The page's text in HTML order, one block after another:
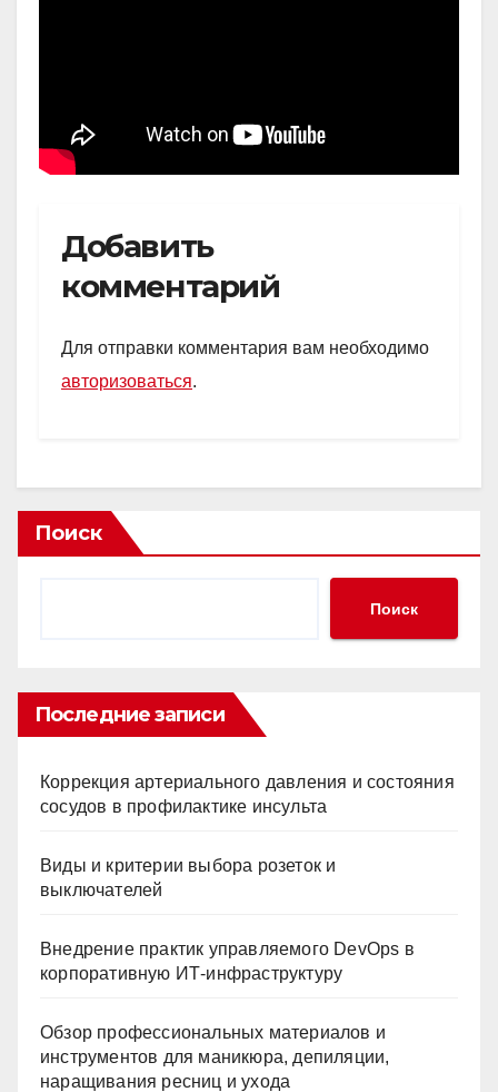
Добавить
комментарий
Для отправки комментария вам необходимо
авторизоваться.
Поиск
Поиск
Последние записи
Коррекция артериального давления и состояния
сосудов в профилактике инсульта
Виды и критерии выбора розеток и
выключателей
Внедрение практик управляемого DevOps в
корпоративную ИТ-инфраструктуру
Обзор профессиональных материалов и
инструментов для маникюра, депиляции,
наращивания ресниц и ухода